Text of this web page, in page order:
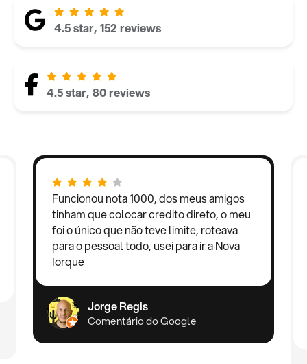
4.5 star, 152 reviews
4.5 star, 80 reviews
Funcionou nota 1000, dos meus amigos
tinham que colocar credito direto, o meu
foi o único que não teve limite, roteava
para o pessoal todo, usei para ir a Nova
Iorque
Jorge Regis
Comentário do Google